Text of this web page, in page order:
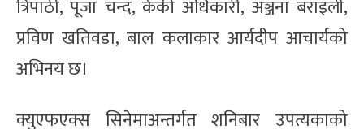
त्रिपाठी, पूजा चन्द, केकी अधिकारी, अञ्जना बराइली,
प्रविण खतिवडा, बाल कलाकार आर्यदीप आचार्यको
अभिनय छ।
क्युएफएक्स सिनेमाअन्तर्गत शनिबार उपत्यकाको